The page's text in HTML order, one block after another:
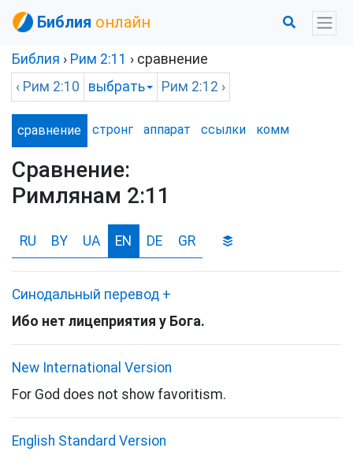
Библия онлайн
Библия › Рим 2:11 › сравнение
‹ Рим 2:10 выбрать Рим 2:12 ›
сравнение стронг аппарат ссылки комм
Сравнение:
Римлянам 2:11
RU BY UA EN DE GR
Синодальный перевод +
Ибо нет лицеприятия у Бога.
New International Version
For God does not show favoritism.
English Standard Version